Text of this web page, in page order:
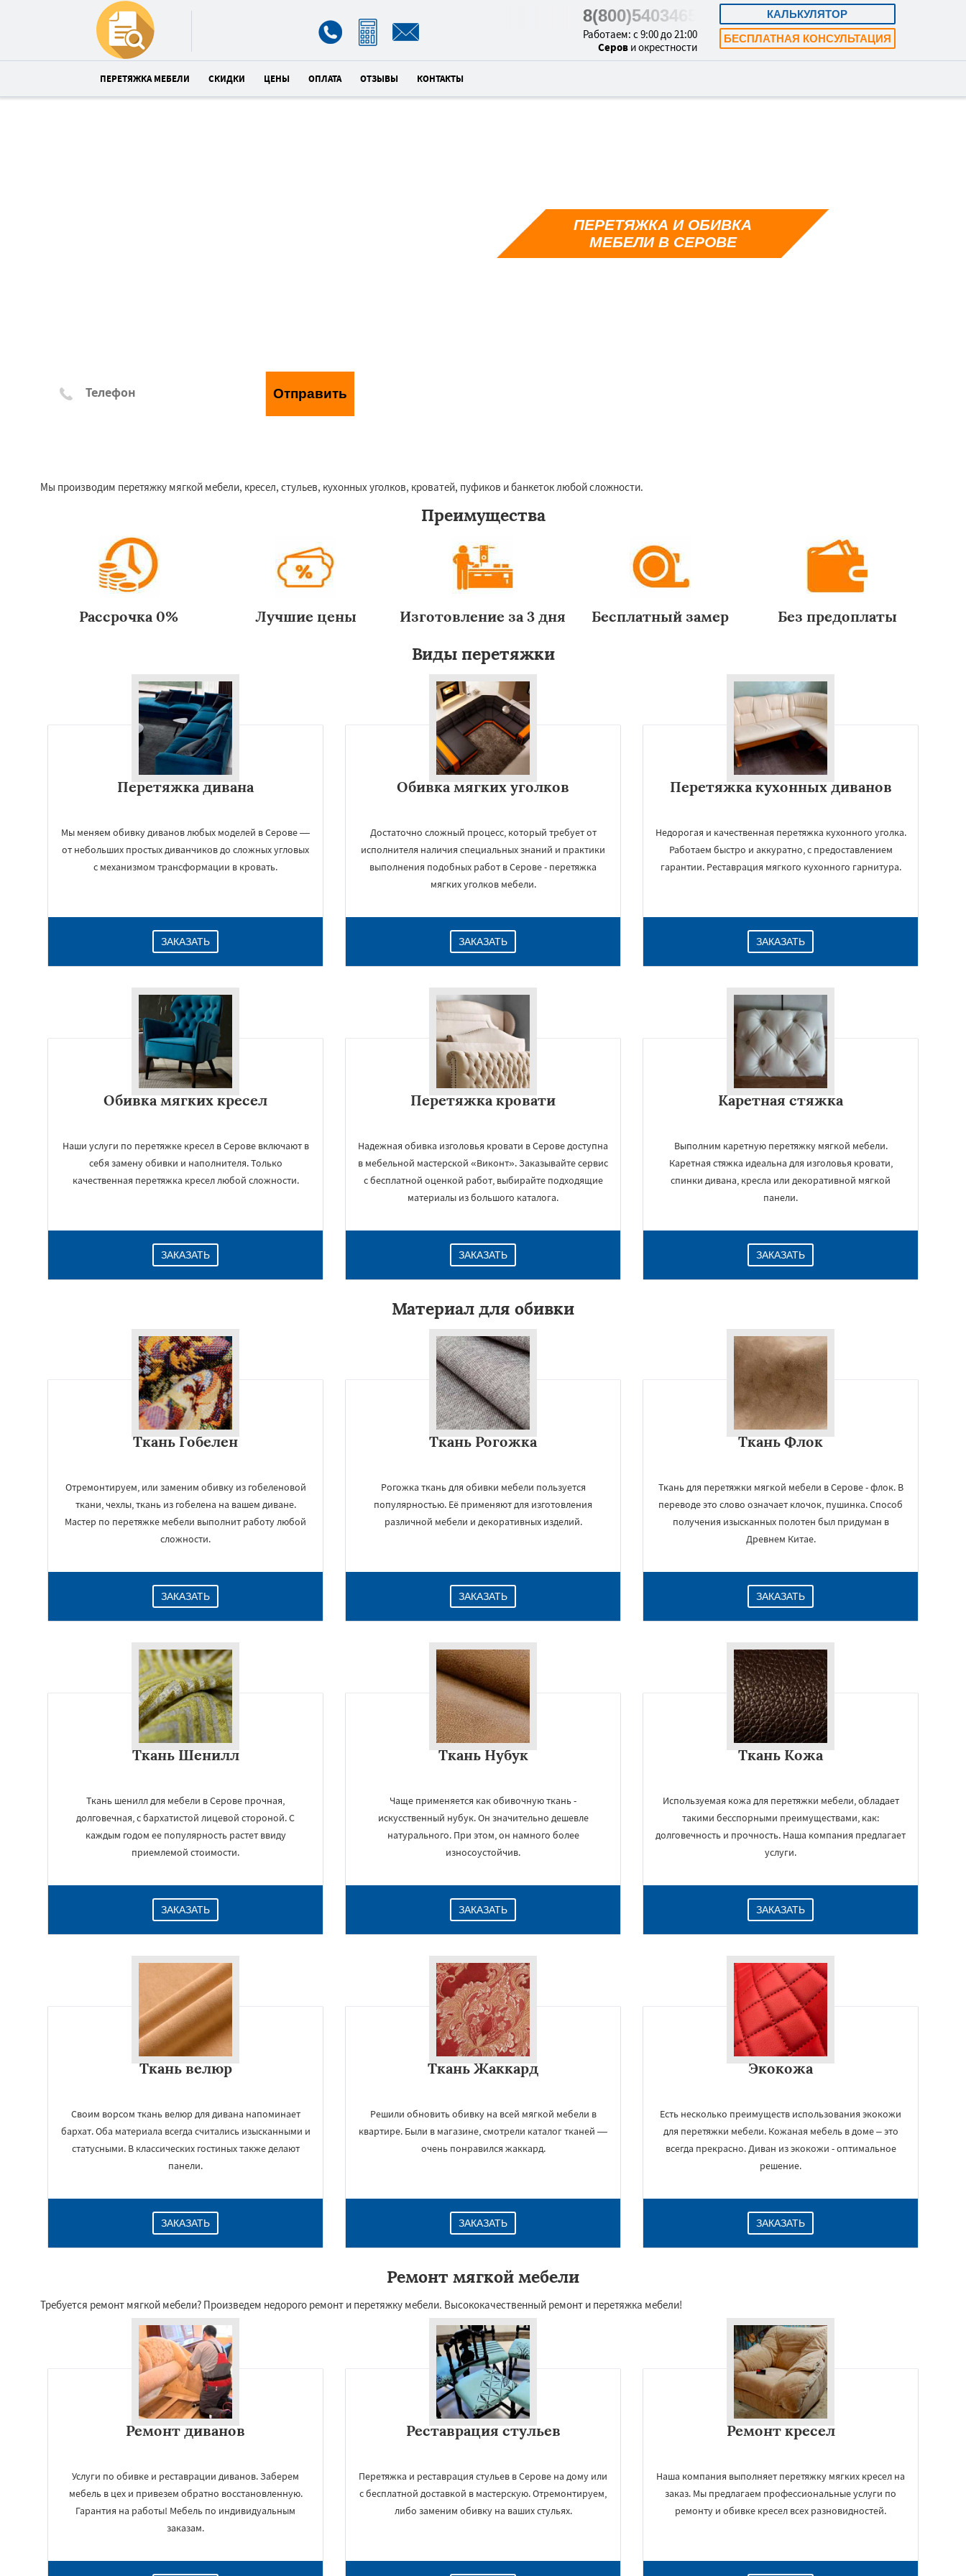
КАЛЬКУЛЯТОР
БЕСПЛАТНАЯ КОНСУЛЬТАЦИЯ
8(800)5403465
Работаем: с 9:00 до 21:00
Серов и окрестности
ПЕРЕТЯЖКА МЕБЕЛИ СКИДКИ ЦЕНЫ ОПЛАТА ОТЗЫВЫ КОНТАКТЫ
Отправить
ПЕРЕТЯЖКА И ОБИВКА
МЕБЕЛИ В СЕРОВЕ
Мы производим перетяжку мягкой мебели, кресел, стульев, кухонных уголков, кроватей, пуфиков и банкеток любой сложности.
Преимущества
Рассрочка 0% Лучшие цены Изготовление за 3 дня Бесплатный замер Без предоплаты
Виды перетяжки
Перетяжка дивана
Мы меняем обивку диванов любых моделей в Серове —
от небольших простых диванчиков до сложных угловых
с механизмом трансформации в кровать.
ЗАКАЗАТЬ
Обивка мягких уголков
Достаточно сложный процесс, который требует от
исполнителя наличия специальных знаний и практики
выполнения подобных работ в Серове - перетяжка
мягких уголков мебели.
ЗАКАЗАТЬ
Перетяжка кухонных диванов
Недорогая и качественная перетяжка кухонного уголка.
Работаем быстро и аккуратно, с предоставлением
гарантии. Реставрация мягкого кухонного гарнитура.
ЗАКАЗАТЬ
Обивка мягких кресел
Наши услуги по перетяжке кресел в Серове включают в
себя замену обивки и наполнителя. Только
качественная перетяжка кресел любой сложности.
ЗАКАЗАТЬ
Перетяжка кровати
Надежная обивка изголовья кровати в Серове доступна
в мебельной мастерской «Виконт». Заказывайте сервис
с бесплатной оценкой работ, выбирайте подходящие
материалы из большого каталога.
ЗАКАЗАТЬ
Каретная стяжка
Выполним каретную перетяжку мягкой мебели.
Каретная стяжка идеальна для изголовья кровати,
спинки дивана, кресла или декоративной мягкой
панели.
ЗАКАЗАТЬ
Материал для обивки
Ткань Гобелен
Отремонтируем, или заменим обивку из гобеленовой
ткани, чехлы, ткань из гобелена на вашем диване.
Мастер по перетяжке мебели выполнит работу любой
сложности.
ЗАКАЗАТЬ
Ткань Рогожка
Рогожка ткань для обивки мебели пользуется
популярностью. Её применяют для изготовления
различной мебели и декоративных изделий.
ЗАКАЗАТЬ
Ткань Флок
Ткань для перетяжки мягкой мебели в Серове - флок. В
переводе это слово означает клочок, пушинка. Способ
получения изысканных полотен был придуман в
Древнем Китае.
ЗАКАЗАТЬ
Ткань Шенилл
Ткань шенилл для мебели в Серове прочная,
долговечная, с бархатистой лицевой стороной. С
каждым годом ее популярность растет ввиду
приемлемой стоимости.
ЗАКАЗАТЬ
Ткань Нубук
Чаще применяется как обивочную ткань -
искусственный нубук. Он значительно дешевле
натурального. При этом, он намного более
износоустойчив.
ЗАКАЗАТЬ
Ткань Кожа
Используемая кожа для перетяжки мебели, обладает
такими бесспорными преимуществами, как:
долговечность и прочность. Наша компания предлагает
услуги.
ЗАКАЗАТЬ
Ткань велюр
Своим ворсом ткань велюр для дивана напоминает
бархат. Оба материала всегда считались изысканными и
статусными. В классических гостиных также делают
панели.
ЗАКАЗАТЬ
Ткань Жаккард
Решили обновить обивку на всей мягкой мебели в
квартире. Были в магазине, смотрели каталог тканей —
очень понравился жаккард.
ЗАКАЗАТЬ
Экокожа
Есть несколько преимуществ использования экокожи
для перетяжки мебели. Кожаная мебель в доме – это
всегда прекрасно. Диван из экокожи - оптимальное
решение.
ЗАКАЗАТЬ
Ремонт мягкой мебели
Требуется ремонт мягкой мебели? Произведем недорого ремонт и перетяжку мебели. Высококачественный ремонт и перетяжка мебели!
Ремонт диванов
Услуги по обивке и реставрации диванов. Заберем
мебель в цех и привезем обратно восстановленную.
Гарантия на работы! Мебель по индивидуальным
заказам.
Реставрация стульев
Перетяжка и реставрация стульев в Серове на дому или
с бесплатной доставкой в мастерскую. Отремонтируем,
либо заменим обивку на ваших стульях.
Ремонт кресел
Наша компания выполняет перетяжку мягких кресел на
заказ. Мы предлагаем профессиональные услуги по
ремонту и обивке кресел всех разновидностей.
×
Даю согласие на обработку персональных данных